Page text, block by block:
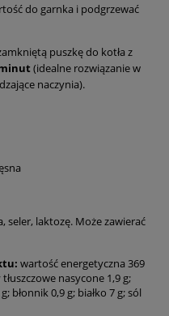
do garnka i podgrzewać
puszkę do kotła z
(idealne rozwiązanie w
naczynia).
seler, laktozę. Może zawierać
wartość energetyczna 369
nasycone 1,9 g;
błonnik 0,9 g; białko 7 g; sól